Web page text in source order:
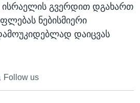
ისრაელის გვერდით დგახართ
ნებისმიერი
დაიცვას
Follow us